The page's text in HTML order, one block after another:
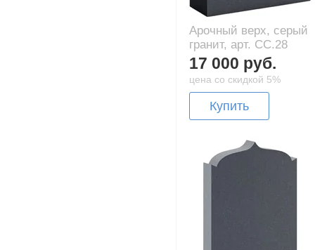
Арочный верх, серый
гранит, арт. CC.28
17 000 руб.
цена со скидкой 5%
Купить